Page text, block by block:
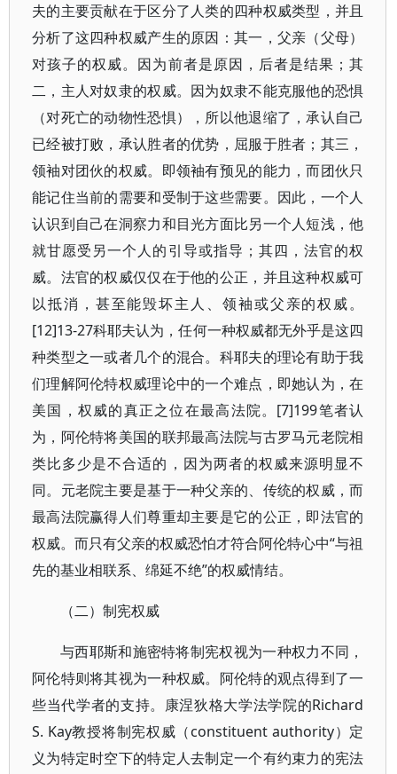
夫的主要贡献在于区分了人类的四种权威类型，并且
分析了这四种权威产生的原因：其一，父亲（父母）
对孩子的权威。因为前者是原因，后者是结果；其
二，主人对奴隶的权威。因为奴隶不能克服他的恐惧
（对死亡的动物性恐惧），所以他退缩了，承认自己
已经被打败，承认胜者的优势，屈服于胜者；其三，
领袖对团伙的权威。即领袖有预见的能力，而团伙只
能记住当前的需要和受制于这些需要。因此，一个人
认识到自己在洞察力和目光方面比另一个人短浅，他
就甘愿受另一个人的引导或指导；其四，法官的权
威。法官的权威仅仅在于他的公正，并且这种权威可
以抵消，甚至能毁坏主人、领袖或父亲的权威。
[12]13-27科耶夫认为，任何一种权威都无外乎是这四
种类型之一或者几个的混合。科耶夫的理论有助于我
们理解阿伦特权威理论中的一个难点，即她认为，在
美国，权威的真正之位在最高法院。[7]199笔者认
为，阿伦特将美国的联邦最高法院与古罗马元老院相
类比多少是不合适的，因为两者的权威来源明显不
同。元老院主要是基于一种父亲的、传统的权威，而
最高法院赢得人们尊重却主要是它的公正，即法官的
权威。而只有父亲的权威恐怕才符合阿伦特心中“与祖
先的基业相联系、绵延不绝”的权威情结。
（二）制宪权威
与西耶斯和施密特将制宪权视为一种权力不同，
阿伦特则将其视为一种权威。阿伦特的观点得到了一
些当代学者的支持。康涅狄格大学法学院的Richard
S. Kay教授将制宪权威（constituent authority）定
义为特定时空下的特定人去制定一个有约束力的宪法